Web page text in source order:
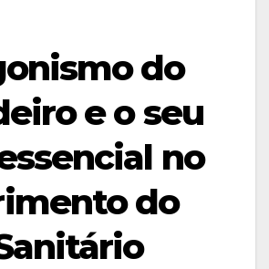
do
e o seu
no
do